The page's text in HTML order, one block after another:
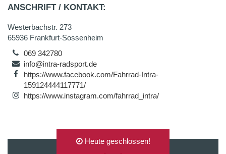
ANSCHRIFT / KONTAKT:
Westerbachstr. 273
65936 Frankfurt-Sossenheim
069 342780
info@intra-radsport.de
https://www.facebook.com/Fahrrad-Intra-
159124444117771/
https://www.instagram.com/fahrrad_intra/
AUF GOOGLEMAPS ANZEIGEN
Heute geschlossen!